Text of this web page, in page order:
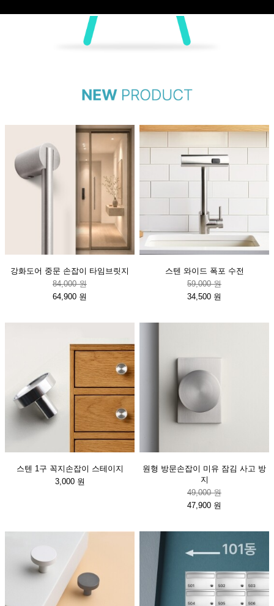
강화도어 중문 손잡이 타임브릿지
84,000 원
64,900 원
스텐 와이드 폭포 수전
59,000 원
34,500 원
스텐 1구 꼭지손잡이 스테이지
3,000 원
원형 방문손잡이 미유 잠김 사고 방
지
49,000 원
47,900 원